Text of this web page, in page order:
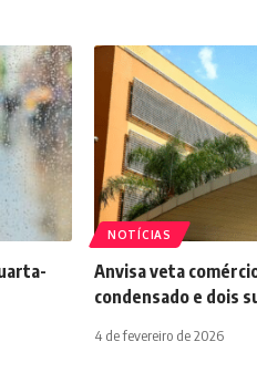
NOTÍCIAS
Anvisa veta
condensado e dois
4 de fevereiro de 2026